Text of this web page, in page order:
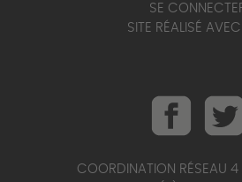
SE
SITE RÉALISÉ
COORDINATION RÉSEAU 4